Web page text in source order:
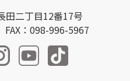
田二丁目12番17号
：098-996-5967